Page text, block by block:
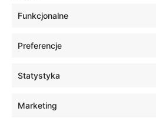
Funkcjonalne
Preferencje
Statystyka
Marketing